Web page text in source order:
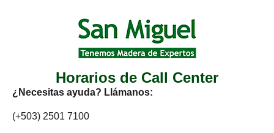
Horarios de Call Center
¿Necesitas ayuda? Llámanos:
(+503) 2501 7100